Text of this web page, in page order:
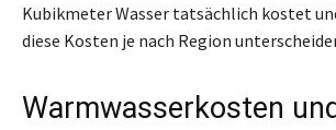
Kubikmeter Wasser tatsächlich kostet
diese Kosten je nach Region
Warmwasserkosten und